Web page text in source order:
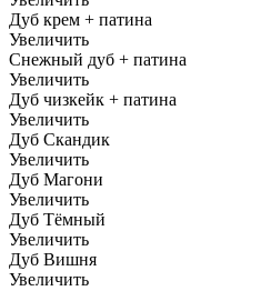
Дуб крем + патина
Увеличить
Снежный дуб + патина
Увеличить
Дуб чизкейк + патина
Увеличить
Дуб Скандик
Увеличить
Дуб Магони
Увеличить
Дуб Тёмный
Увеличить
Дуб Вишня
Увеличить